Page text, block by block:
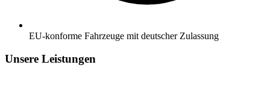
EU-konforme Fahrzeuge mit deutscher Zulassung
Unsere Leistungen